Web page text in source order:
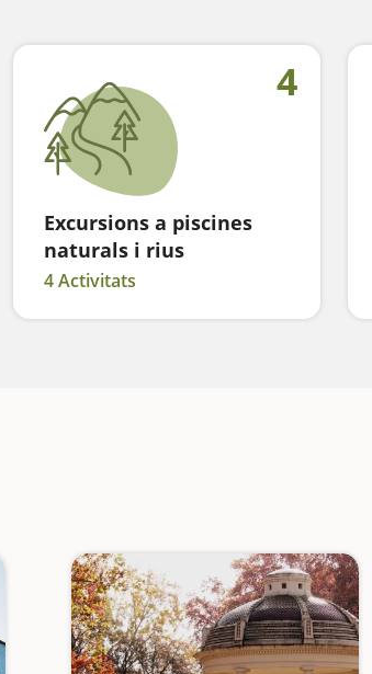
4
Excursions a piscines
naturals i rius
4 Activitats